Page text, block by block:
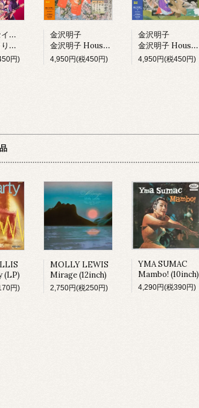
民謡クルセイダーズ
円)
金沢明子
金沢明子 House Mix I (LP)
4,950円(税450円)
金沢明子
金沢明子 House Mix II (LP)
4,950円(税450円)
(LP)
円)
MOLLY LEWIS
Mirage (12inch)
2,750円(税250円)
YMA SUMAC
Mambo! (10inch)
4,290円(税390円)